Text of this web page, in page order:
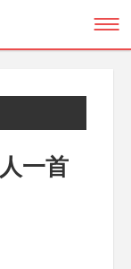
一首